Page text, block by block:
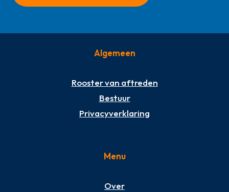
Algemeen
Rooster van aftreden
Bestuur
Privacyverklaring
Menu
Over